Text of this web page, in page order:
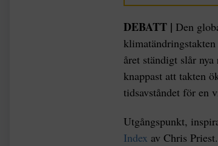
DEBATT | Den
året ständigt slår
knappast att takten
tidsavståndet för en
Utgångspunkt,
Index av Chris